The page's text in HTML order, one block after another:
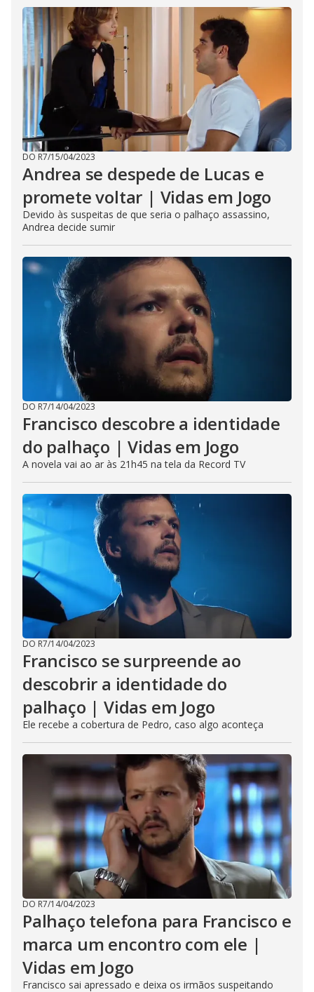
DO R7/15/04/2023
Andrea se despede de Lucas e
promete voltar | Vidas em Jogo
Devido às suspeitas de que seria o palhaço assassino,
Andrea decide sumir
DO R7/14/04/2023
Francisco descobre a identidade
do palhaço | Vidas em Jogo
A novela vai ao ar às 21h45 na tela da Record TV
DO R7/14/04/2023
Francisco se surpreende ao
descobrir a identidade do
palhaço | Vidas em Jogo
Ele recebe a cobertura de Pedro, caso algo aconteça
DO R7/14/04/2023
Palhaço telefona para Francisco e
marca um encontro com ele |
Vidas em Jogo
Francisco sai apressado e deixa os irmãos suspeitando